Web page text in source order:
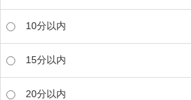
10分以内
15分以内
20分以内